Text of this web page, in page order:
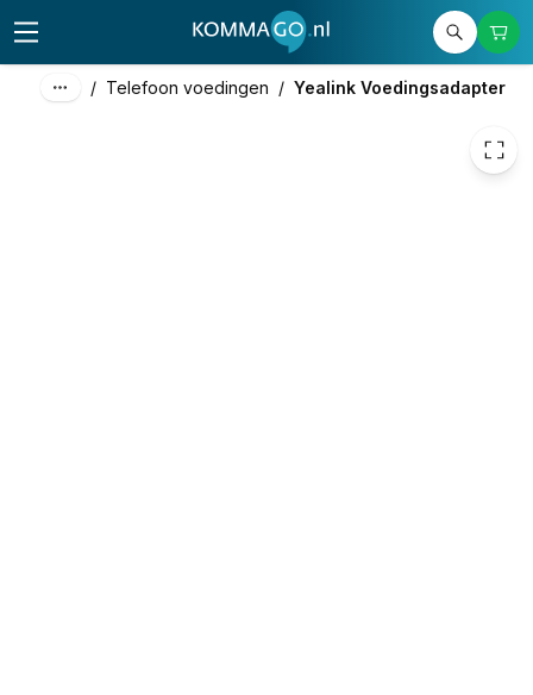
/ Telefoon voedingen / Yealink Voedingsadapter
excl. btw